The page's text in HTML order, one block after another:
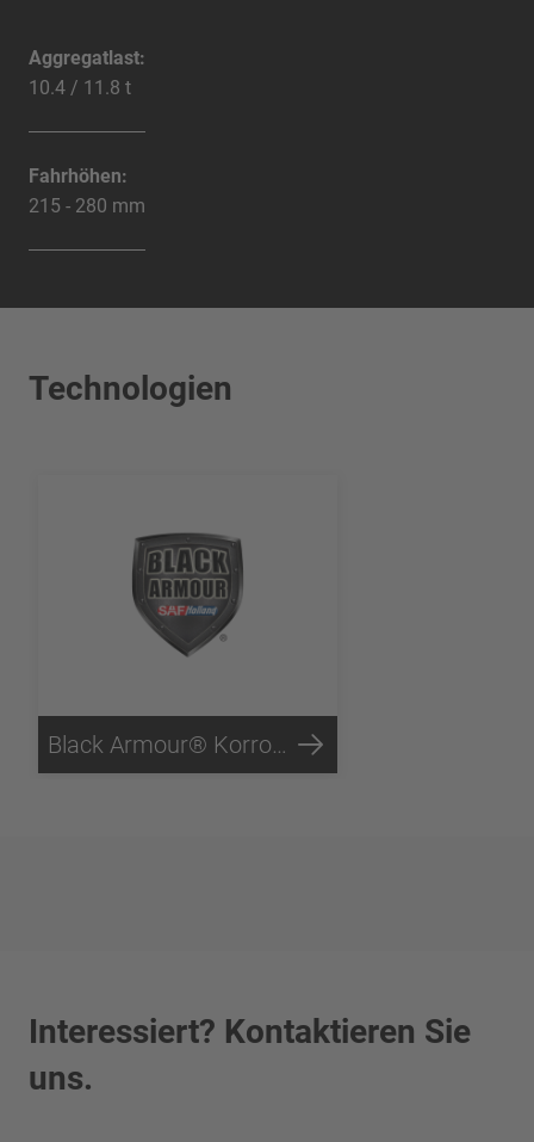
Aggregatlast:
10.4 / 11.8 t
Fahrhöhen:
215 - 280 mm
Technologien
Black Armour® Korrosionsschutz
Interessiert? Kontaktieren Sie
uns.